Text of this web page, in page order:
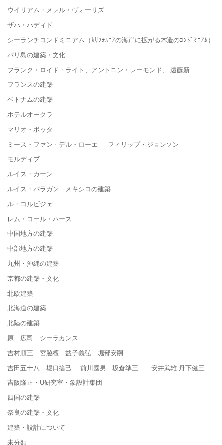
ウイリアム・メレル・ヴォーリズ
ザハ・ハディド
シーランチコンドミニアム（ｶﾘﾌｫﾙﾆｱの海岸に拡がる木造のｺﾝﾄﾞﾐﾆｱﾑ）
バリ島の建築・文化
フランク・ロイド・ライト、アントニン・レーモンド、 遠藤新
フランスの建築
ベトナムの建築
ホテルオークラ
マリオ・ボッタ
ミース・ファン・デル・ローエ フィリップ・ジョンソン
モルディブ
ルイス・カーン
ルイス・バラガン メキシコの建築
ル・コルビジェ
レム・コール・ハース
中国地方の建築
中部地方の建築
九州・沖縄の建築
京都の建築・文化
北欧建築
北海道の建築
北陸の建築
原 広司 シーラカンス
吉村順三 宮脇檀 益子義弘 堀部安嗣
吉田五十八 堀口捨己 前川國男 坂倉準三 安井武雄 丹下健三
吉阪隆正・U研究室・象設計集団
四国の建築
奈良の建築・文化
建築・設計について
未分類